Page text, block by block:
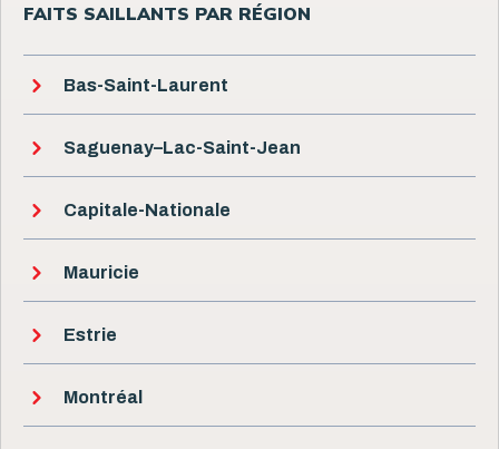
FAITS SAILLANTS PAR RÉGION
Bas-Saint-Laurent
Saguenay–Lac-Saint-Jean
Capitale-Nationale
Mauricie
Estrie
Montréal